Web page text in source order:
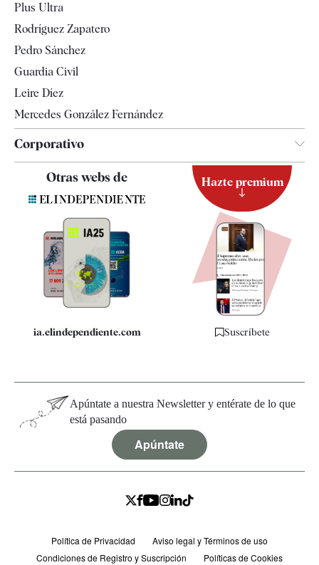
Televisión
Plus Ultra
Rodríguez Zapatero
Pedro Sánchez
Guardia Civil
Leire Díez
Mercedes González Fernández
Corporativo
Contacto
Quiénes somos
Especificaciones
Otras webs de
ia.elindependiente.com
Hazte premium
Suscríbete
Apúntate a nuestra Newsletter y entérate de lo que
está pasando
Apúntate
Política de Privacidad
Aviso legal y Términos de uso
Condiciones de Registro y Suscripción
Políticas de Cookies